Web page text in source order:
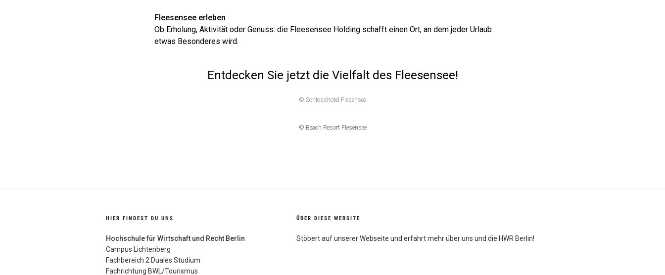
Fleesensee erleben
Ob Erholung, Aktivität oder Genuss: die Fleesensee Holding schafft einen Ort, an dem jeder Urlaub
etwas Besonderes wird.
Entdecken Sie jetzt die Vielfalt des Fleesensee!
© Schlosshotel Flesensee
© Beach Resort Flesensee
HIER FINDEST DU UNS
Hochschule für Wirtschaft und Recht Berlin
Campus Lichtenberg
Fachbereich 2 Duales Studium
Fachrichtung BWL/Tourismus
ÜBER DIESE WEBSITE
Stöbert auf unserer Webseite und erfahrt mehr über uns und die HWR Berlin!